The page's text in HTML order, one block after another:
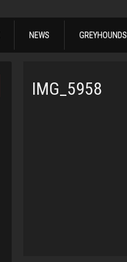
NEWS GREYHOUNDS
IMG_5958